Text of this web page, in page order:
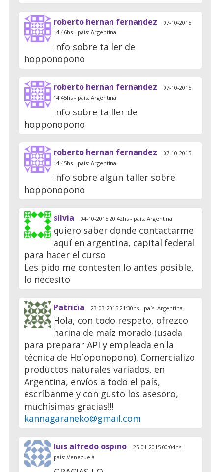
roberto hernan fernandez 07-10-2015
14:46hs - país: Argentina
info sobre taller de
hopponopono
roberto hernan fernandez 07-10-2015
14:45hs - país: Argentina
info sobre talller de
hopponopono
roberto hernan fernandez 07-10-2015
14:45hs - país: Argentina
info sobre algun taller sobre
hopponopono
silvia 04-10-2015 20:42hs - país: Argentina
quiero saber donde contactarme
aquí en argentina, capital federal
para hacer el curso
Les pido me contesten lo antes posible,
lo necesito
Patricia 23-03-2015 21:30hs - país: Argentina
Hola, con todo respeto, ofrezco
harina de maíz morado (usada
para preparar API y empleada en la
técnica de Ho´oponopono). Comercializo
productos naturales variados, en
Argentina, envíos a todo el país,
escríbanme y con gusto los asesoro,
muchísimas gracias!!!
kannagaraneko@gmail.com
luis alfredo ospino 25-01-2015 00:04hs -
país: Venezuela